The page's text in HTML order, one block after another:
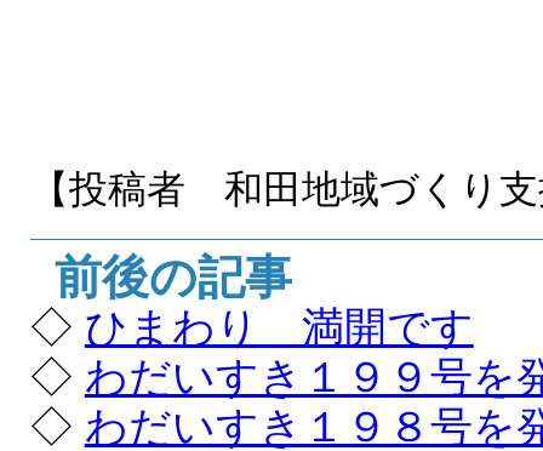
【投稿者 和田地域づくり
前後の記事
◇ ひまわり 満開です
◇ わだいすき１９９号を
◇ わだいすき１９８号を